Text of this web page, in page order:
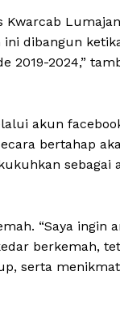
Kwarcab
ini dibangun
2019-2024,”
akun
bertahap
sebagai
“Saya ingin
berkemah,
serta